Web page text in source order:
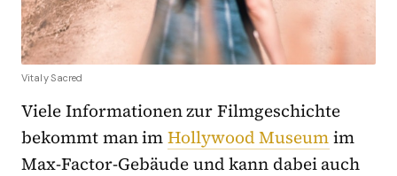
Vitaly Sacred
Viele Informationen zur Filmgeschichte
bekommt man imHollywood Museumim
Max-Factor-Gebäude und kann dabei auch